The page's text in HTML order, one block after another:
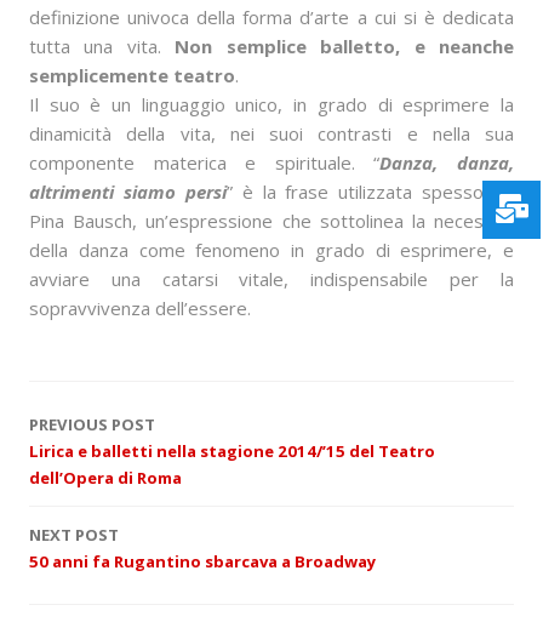
definizione univoca della forma d’arte a cui si è dedicata
tutta una vita. Non semplice balletto, e neanche
semplicemente teatro.
Il suo è un linguaggio unico, in grado di esprimere la
dinamicità della vita, nei suoi contrasti e nella sua
componente materica e spirituale. “Danza, danza,
altrimenti siamo persi” è la frase utilizzata spesso da
Pina Bausch, un’espressione che sottolinea la necessità
della danza come fenomeno in grado di esprimere, e
avviare una catarsi vitale, indispensabile per la
sopravvivenza dell’essere.
P
o
s
t
PREVIOUS POST
Lirica e balletti nella stagione 2014/’15 del Teatro
dell’Opera di Roma
NEXT POST
50 anni fa Rugantino sbarcava a Broadway